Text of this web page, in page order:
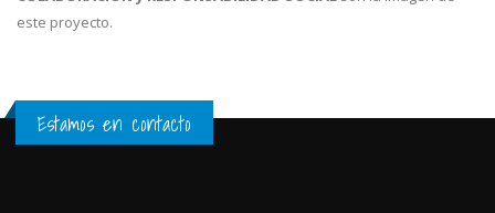
este proyecto.
Estamos en contacto